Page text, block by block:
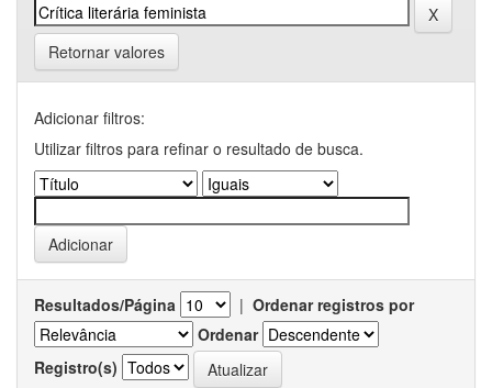
Retornar valores
Adicionar filtros:
Utilizar filtros para refinar o resultado de busca.
Resultados/Página | Ordenar registros por
Ordenar
Registro(s)